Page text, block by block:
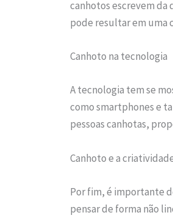
canhotos escrevem da
pode resultar em uma
Canhoto na tecnologia
A tecnologia tem se
como smartphones e
pessoas canhotas,
Canhoto e a
Por fim, é importante
pensar de forma não